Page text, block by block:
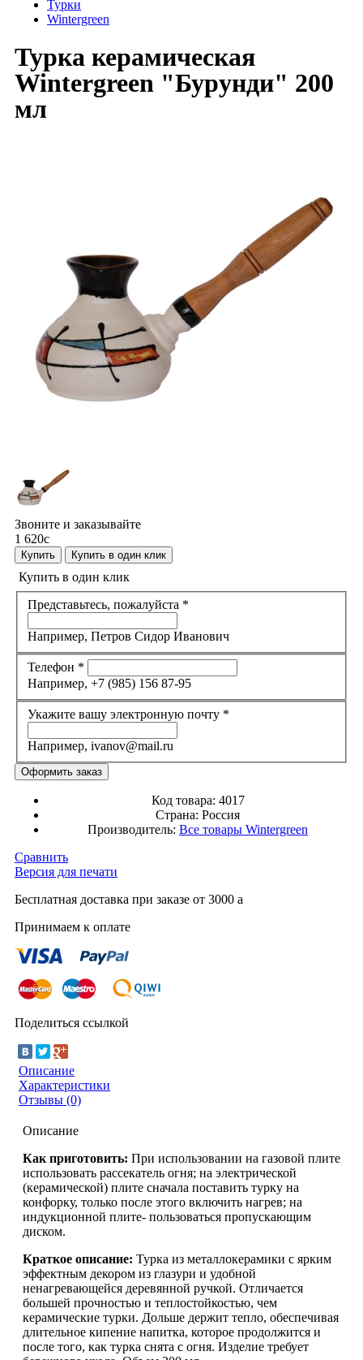
Турки
Wintergreen
Турка керамическая
Wintergreen "Бурунди" 200
мл
Звоните и заказывайте
1 620c
Купить Купить в один клик
Купить в один клик
Представьтесь, пожалуйста *
Например, Петров Сидор Иванович
Телефон *
Например, +7 (985) 156 87-95
Укажите вашу электронную почту *
Например, ivanov@mail.ru
Код товара: 4017
Страна: Россия
Производитель: Все товары Wintergreen
Сравнить
Версия для печати
Бесплатная доставка при заказе от 3000 a
Принимаем к оплате
Поделиться ссылкой
Описание
Характеристики
Отзывы (0)
Описание
Как приготовить: При использовании на газовой плите
использовать рассекатель огня; на электрической
(керамической) плите сначала поставить турку на
конфорку, только после этого включить нагрев; на
индукционной плите- пользоваться пропускающим
диском.
Краткое описание: Турка из металлокерамики с ярким
эффектным декором из глазури и удобной
ненагревающейся деревянной ручкой. Отличается
большей прочностью и теплостойкостью, чем
керамические турки. Дольше держит тепло, обеспечивая
длительное кипение напитка, которое продолжится и
после того, как турка снята с огня. Изделие требует